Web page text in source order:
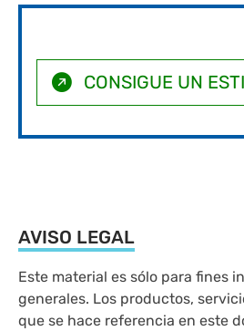
CONSIGUE UN
AVISO LEGAL
Este material es sólo para fines
generales. Los productos,
que se hace referencia en este